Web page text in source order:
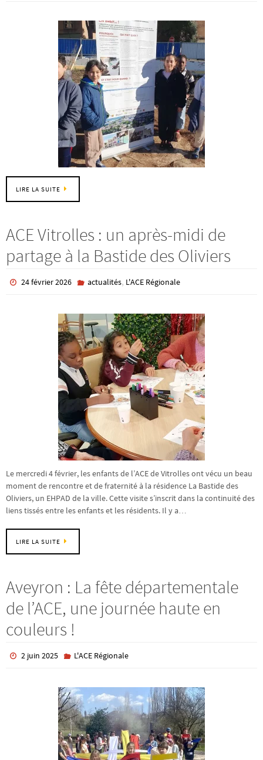
LIRE LA SUITE
ACE Vitrolles : un après-midi de
partage à la Bastide des Oliviers
24 février 2026 actualités, L'ACE Régionale
Le mercredi 4 février, les enfants de l’ACE de Vitrolles ont vécu un beau
moment de rencontre et de fraternité à la résidence La Bastide des
Oliviers, un EHPAD de la ville. Cette visite s’inscrit dans la continuité des
liens tissés entre les enfants et les résidents. Il y a…
LIRE LA SUITE
Aveyron : La fête départementale
de l’ACE, une journée haute en
couleurs !
2 juin 2025 L'ACE Régionale